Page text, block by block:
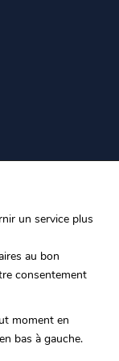
un service plus
au bon
consentement
moment en
bas à gauche.